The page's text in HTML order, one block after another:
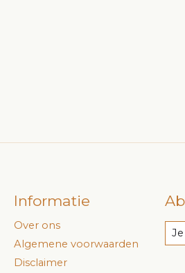
Informatie
Over ons
Algemene voorwaarden
Disclaimer